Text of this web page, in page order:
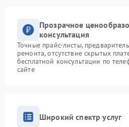
Прозрачное
консультация
Точные прайс-листы,
ремонта, отсутствие скрытых
бесплатной консультации по
сайте
Широкий спектр услуг